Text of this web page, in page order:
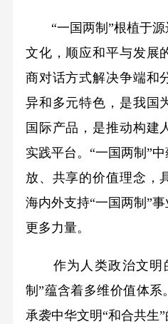
“一国两制”根植于源
文化，顺应和平与发展
商对话方式解决争端和
异和多元特色，是我国
国际产品，是推动构建
实践平台。“一国两制”
放、共享的价值理念，
海内外支持“一国两制”
更多力量。
作为人类政治文明
制”蕴含着多维价值体
承袭中华文明“和合共生